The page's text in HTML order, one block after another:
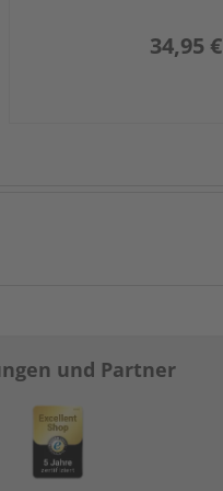
34,95 €
und Partner